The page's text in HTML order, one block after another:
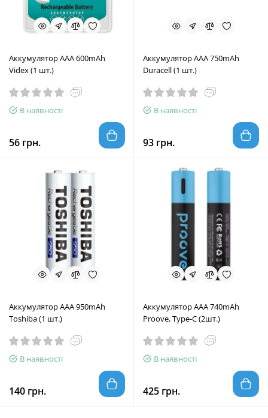
Аккумулятор AAA 600mAh
Videx (1 шт.)
В наявності
56 грн.
Аккумулятор AAA 750mAh
Duracell (1 шт.)
В наявності
93 грн.
Аккумулятор AAA 950mAh
Toshiba (1 шт.)
В наявності
140 грн.
Аккумулятор AAA 740mAh
Proove, Type-C (2шт.)
В наявності
425 грн.